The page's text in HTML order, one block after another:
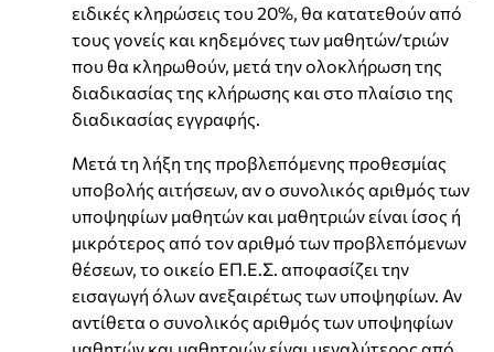
ειδικές κληρώσεις του 20%, θα κατατεθούν από
τους γονείς και κηδεμόνες των μαθητών/τριών
που θα κληρωθούν, μετά την ολοκλήρωση της
διαδικασίας της κλήρωσης και στο πλαίσιο της
διαδικασίας εγγραφής.
Μετά τη λήξη της προβλεπόμενης προθεσμίας
υποβολής αιτήσεων, αν ο συνολικός αριθμός των
υποψηφίων μαθητών και μαθητριών είναι ίσος ή
μικρότερος από τον αριθμό των προβλεπόμενων
θέσεων, το οικείο ΕΠ.Ε.Σ. αποφασίζει την
εισαγωγή όλων ανεξαιρέτως των υποψηφίων. Αν
αντίθετα ο συνολικός αριθμός των υποψηφίων
μαθητών και μαθητριών είναι μεγαλύτερος από